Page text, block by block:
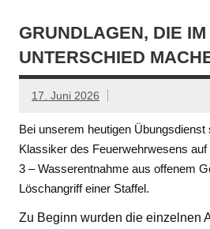
GRUNDLAGEN, DIE
UNTERSCHIED
17. Juni 2026
Bei unserem heutigen Übungsdienst
Klassiker des Feuerwehrwesens
3 – Wasserentnahme aus offenem
Löschangriff einer Staffel.
Zu Beginn wurden die einzelnen